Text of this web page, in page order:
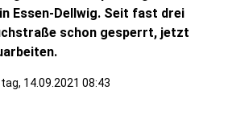
Essen-Dellwig. Seit fast drei
schon gesperrt, jetzt
14.09.2021 08:43